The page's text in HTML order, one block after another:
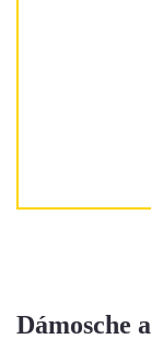
Dámosche